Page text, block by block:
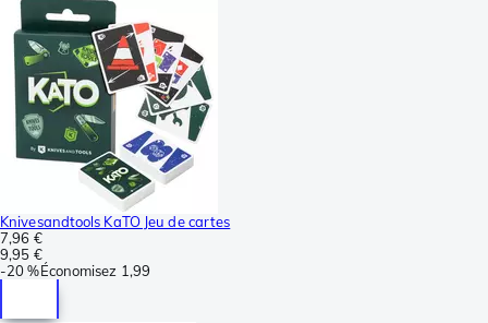
Knivesandtools KaTO Jeu de cartes
7,96 €
9,95 €
-20 %Économisez 1,99